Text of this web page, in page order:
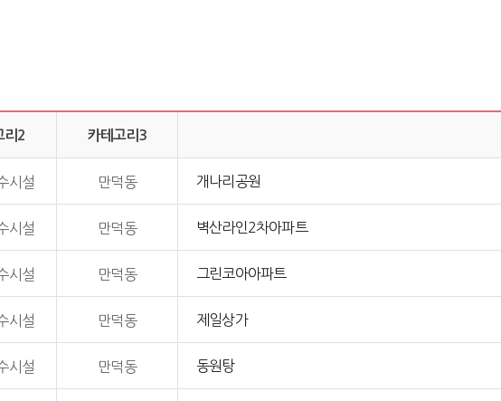
리2 카테고리3
시설 만덕동 개나리공원
시설 만덕동 벽산라인2차아파트
시설 만덕동 그린코아아파트
시설 만덕동 제일상가
시설 만덕동 동원탕